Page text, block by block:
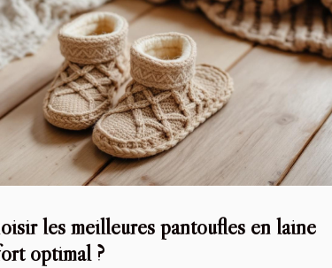
les meilleures pantoufles en laine
optimal ?